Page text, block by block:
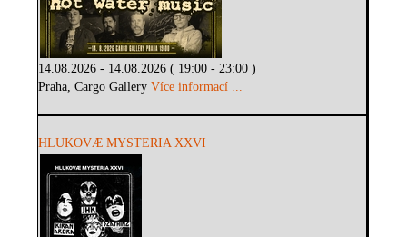
14.08.2026 - 14.08.2026 ( 19:00 - 23:00 )
Praha, Cargo GalleryVíce informací ...
HLUKOVÆ MYSTERIA XXVI